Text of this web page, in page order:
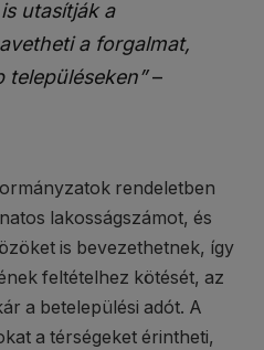
utasítják a
a forgalmat,
településeken”–
rendeletben
lakosságszámot, és
is bevezethetnek, így
feltételhez kötését, az
a betelepülési adót. A
a térségeket érintheti,